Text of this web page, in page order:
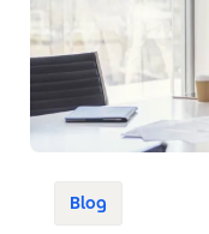
Blog